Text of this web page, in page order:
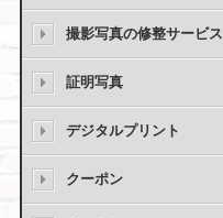
撮影写真の修整サービス
証明写真
デジタルプリント
クーポン